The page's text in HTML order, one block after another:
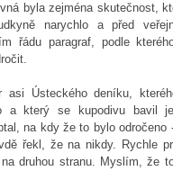
byla zejména skutečnost,
narychlo a před
řádu paragraf, podle
asi Ústeckého deníku,
a který se kupodivu bavil
na kdy že to bylo odročeno
řekl, že na nikdy. Rychle
druhou stranu. Myslím, že